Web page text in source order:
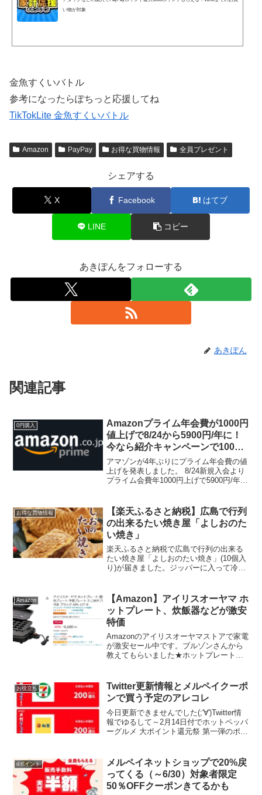
い物が対象
金魚すくいバトル
参考になったらぽちっと応援してね
TikTokLite 金魚すくいバトル
Amazon PayPay お得な買物情報 全員プレゼント
シェアする
X Facebook はてブ
LINE コピー
あきぽんをフォローする
あきぽん
関連記事
0円購入
Amazonプライム年会費が1000円
値上げで8/24から5900円/年に！
今なら紹介キャンペーンで1000
ポイントもらえる
アマゾンが4年ぶりにプライム年会費の値
上げを発表しました。 8/24新規入会より
プライム会費年1000円上げで5900円/年に
費: 500円 (税込) → 60...
お得な買物情報
【楽天ふるさと納税】広島で行列
の出来るたい焼き屋「よしおのた
い焼き」
楽天ふるさと納税で広島で行列の出来る
たい焼き屋「よしおのたい焼き」(10個入
り)が届きました。ジッパーに入って冷凍
発送しているそう。手作り感がありま
す。食事前でしたが、...
Amazon
【Amazon】アイリスオーヤマ ホ
ットプレート、炊飯器などが激安
特価
Amazonのアイリスオーヤマストアで家電
が激安セール中です。ブルゾンさんから
教えてもらいました★ホットプレート
ート 平面プレート たこ焼きプレート ...
お役立ち
Twitter更新情報とメルペイクーポ
ンで買う予定のアレコレ
今日更新できませんでした(;'∀')Twitter情
報でゆるして～2月14日付でホットペッパ
ーグルメ 大ポイント還元祭 第一弾のポイ
着弾❢ pic.twitter.co...
dポイント
メルペイネットショップで20%戻
ってくる（～6/30）対象者限定
50％OFFクーポンきてるかも